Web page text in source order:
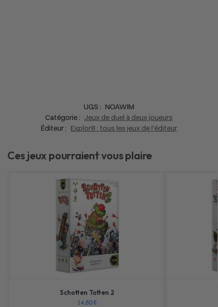
UGS : NOAWIM
Catégorie : Jeux de duel à deux joueurs
Éditeur : Explor8 : tous les jeux de l'éditeur
Ces jeux pourraient vous plaire
Schotten Totten 2
14,80€